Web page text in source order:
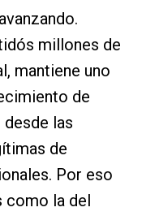
millones de
mantiene uno
de
desde las
de
Por eso
como la del